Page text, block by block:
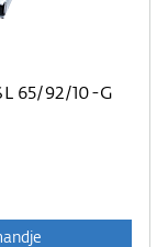
65/92/10-G